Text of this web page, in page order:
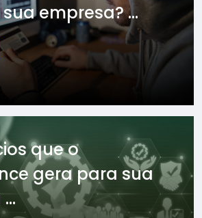
empresa? ...
que o
gera para sua